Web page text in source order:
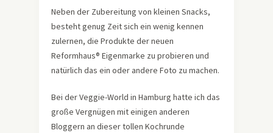
Neben der Zubereitung von kleinen Snacks,
besteht genug Zeit sich ein wenig kennen
zulernen, die Produkte der neuen
Reformhaus® Eigenmarke zu probieren und
natürlich das ein oder andere Foto zu machen.
Bei der Veggie-World in Hamburg hatte ich das
große Vergnügen mit einigen anderen
Bloggern an dieser tollen Kochrunde